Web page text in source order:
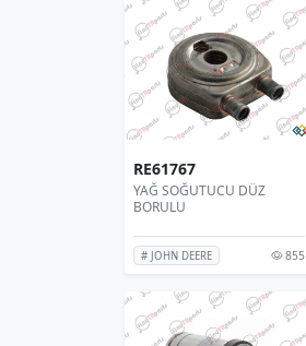
RE61767
YAĞ SOĞUTUCU DÜZ
BORULU
# JOHN DEERE 855